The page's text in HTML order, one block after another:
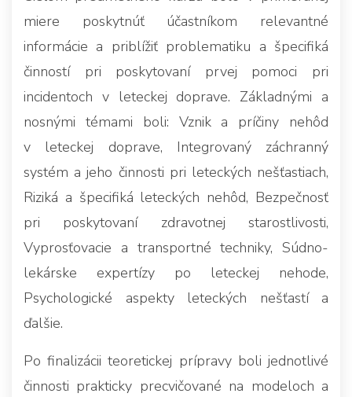
miere poskytnúť účastníkom relevantné
informácie a priblížiť problematiku a špecifiká
činností pri poskytovaní prvej pomoci pri
incidentoch v leteckej doprave. Základnými a
nosnými témami boli: Vznik a príčiny nehôd
v leteckej doprave, Integrovaný záchranný
systém a jeho činnosti pri leteckých nešťastiach,
Riziká a špecifiká leteckých nehôd, Bezpečnosť
pri poskytovaní zdravotnej starostlivosti,
Vyprosťovacie a transportné techniky, Súdno-
lekárske expertízy po leteckej nehode,
Psychologické aspekty leteckých nešťastí a
ďalšie.
Po finalizácii teoretickej prípravy boli jednotlivé
činnosti prakticky precvičované na modeloch a